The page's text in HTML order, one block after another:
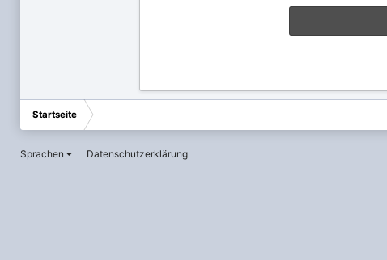
Startseite
Sprachen Datenschutzerklärung